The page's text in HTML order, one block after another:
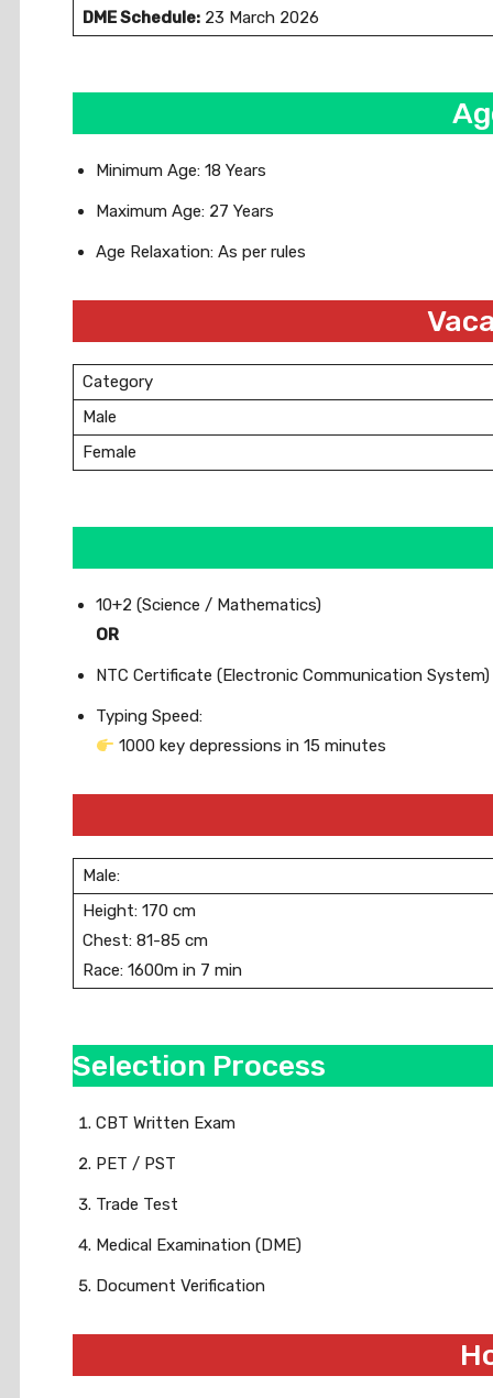
DME Schedule: 23 March 2026
Minimum Age: 18 Years
Maximum Age: 27 Years
Age Relaxation: As per rules
Category
Male
Female
10+2 (Science / Mathematics)
OR
NTC Certificate (Electronic Communication System)
Typing Speed:
1000 key depressions in 15 minutes
Male:
Height: 170 cm
Chest: 81-85 cm
Race: 1600m in 7 min
Selection Process
CBT Written Exam
PET / PST
Trade Test
Medical Examination (DME)
Document Verification